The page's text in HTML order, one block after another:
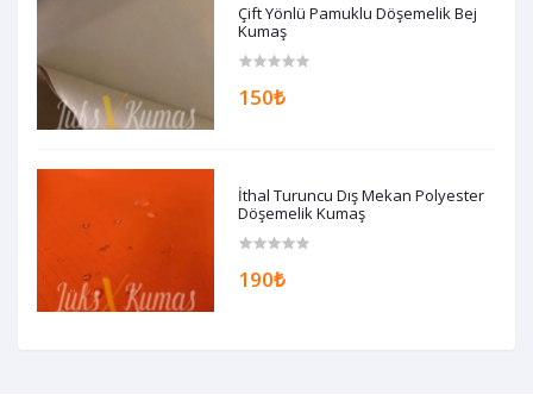
Çift Yönlü Pamuklu Döşemelik Bej
Kumaş
150₺
İthal Turuncu Dış Mekan Polyester
Döşemelik Kumaş
190₺